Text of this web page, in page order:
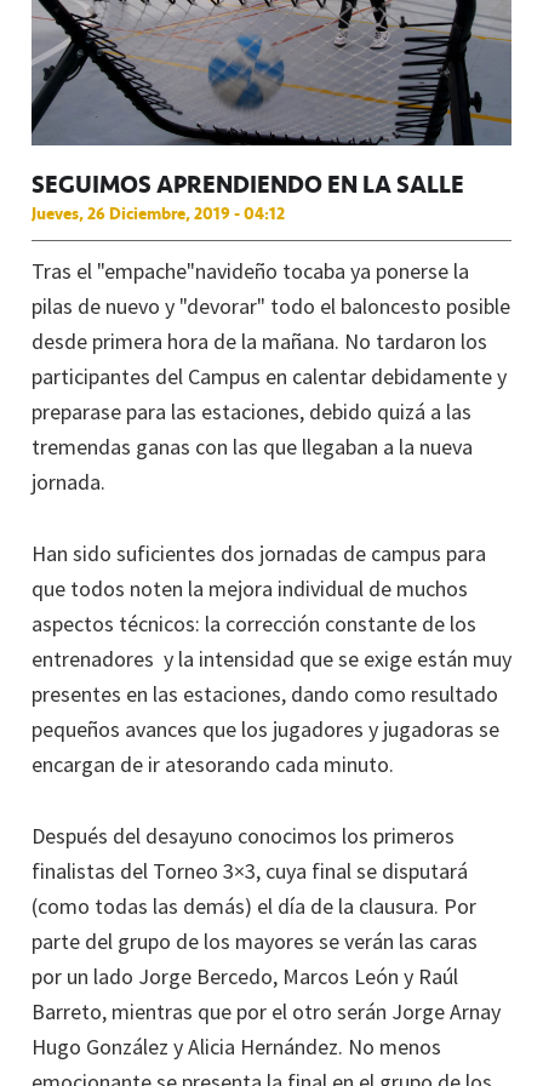
SEGUIMOS APRENDIENDO EN LA SALLE
Jueves, 26 Diciembre, 2019 - 04:12
Tras el "empache"navideño tocaba ya ponerse la
pilas de nuevo y "devorar" todo el baloncesto posible
desde primera hora de la mañana. No tardaron los
participantes del Campus en calentar debidamente y
preparase para las estaciones, debido quizá a las
tremendas ganas con las que llegaban a la nueva
jornada.
Han sido suficientes dos jornadas de campus para
que todos noten la mejora individual de muchos
aspectos técnicos: la corrección constante de los
entrenadores y la intensidad que se exige están muy
presentes en las estaciones, dando como resultado
pequeños avances que los jugadores y jugadoras se
encargan de ir atesorando cada minuto.
Después del desayuno conocimos los primeros
finalistas del Torneo 3×3, cuya final se disputará
(como todas las demás) el día de la clausura. Por
parte del grupo de los mayores se verán las caras
por un lado Jorge Bercedo, Marcos León y Raúl
Barreto, mientras que por el otro serán Jorge Arnay
Hugo González y Alicia Hernández. No menos